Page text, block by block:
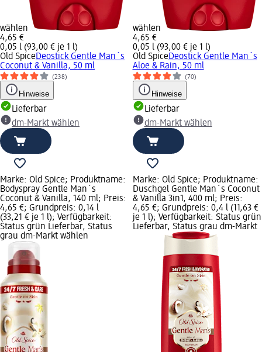
wählen
4,65 €
0,05 l (93,00 € je 1 l)
Old SpiceDeostick Gentle Man´s
Coconut & Vanilla, 50 ml
(238)
Hinweise
Lieferbar
dm-Markt wählen
wählen
4,65 €
0,05 l (93,00 € je 1 l)
Old SpiceDeostick Gentle Man´s
Aloe & Rain, 50 ml
(70)
Hinweise
Lieferbar
dm-Markt wählen
Marke: Old Spice; Produktname:
Bodyspray Gentle Man´s
Coconut & Vanilla, 140 ml; Preis:
4,65 €; Grundpreis: 0,14 l
(33,21 € je 1 l); Verfügbarkeit:
Status grün Lieferbar, Status
grau dm-Markt wählen
Marke: Old Spice; Produktname:
Duschgel Gentle Man´s Coconut
& Vanilla 3in1, 400 ml; Preis:
4,65 €; Grundpreis: 0,4 l (11,63 €
je 1 l); Verfügbarkeit: Status grün
Lieferbar, Status grau dm-Markt